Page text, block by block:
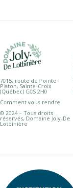
7015, route de Pointe
Platon, Sainte-Croix
(Québec) G0S 2H0
Comment vous rendre
© 2024 – Tous droits
réservés, Domaine Joly-De
Lotbinière